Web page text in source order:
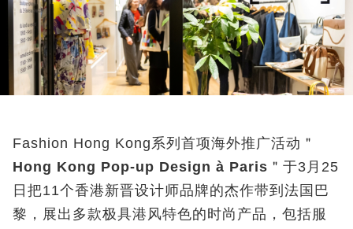
Fashion Hong Kong系列首项海外推广活动＂
Hong Kong Pop-up Design à Paris ＂于3 月 25
日把11个香港新晋设计师品牌的杰作带到法国巴
黎，展出多款极具港风特色的时尚产品，包括服